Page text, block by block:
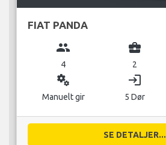
FIAT PANDA
group
4
business_center
2
miscellaneous_services
Manuelt gir
login
5 Dør
SE DETALJER...